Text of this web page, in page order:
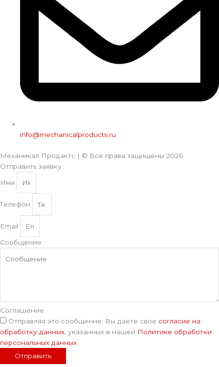
info@mechanicalproducts.ru
Механикал Продактс | © Все права защищены 2026
Отправить заявку
Имя
Телефон
Email
Сообщение
Соглашение
Отправляя это сообщение, Вы даете свое согласие на
обработку данных , указанных в нашей Политике обработки
персональных данных
Отправить